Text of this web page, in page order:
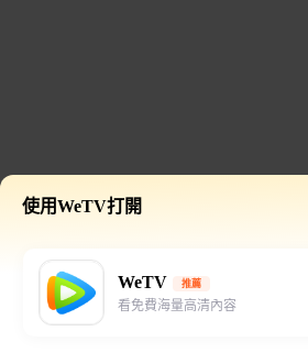
使用WeTV打開
WeTV 推薦
看免費海量高清內容